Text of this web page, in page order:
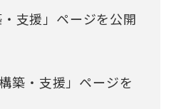
支援」ページを公開
築・支援」ページを